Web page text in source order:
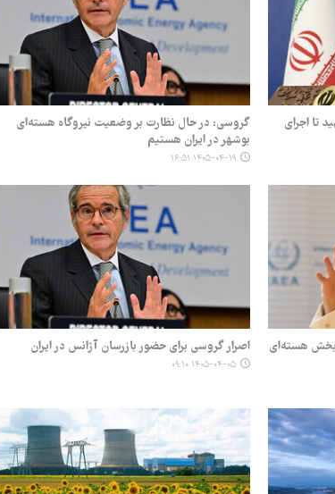
تا اجرای
گروسی: در حال نظارت بر وضعیت نیروگاه هسته‌ای
بوشهر در ایران هستیم
۱۴۰۵-۰۴-۱۹ ۱۶:۵۱
بخش هسته‌ای
اصرار گروسی برای حضور بازرسان آژانس در ایران
۱۴۰۵-۰۴-۰۵ ۰۹:۱۰